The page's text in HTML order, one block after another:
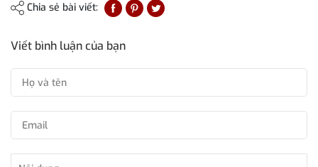
Chia sẻ bài viết:
Viết bình luận của bạn